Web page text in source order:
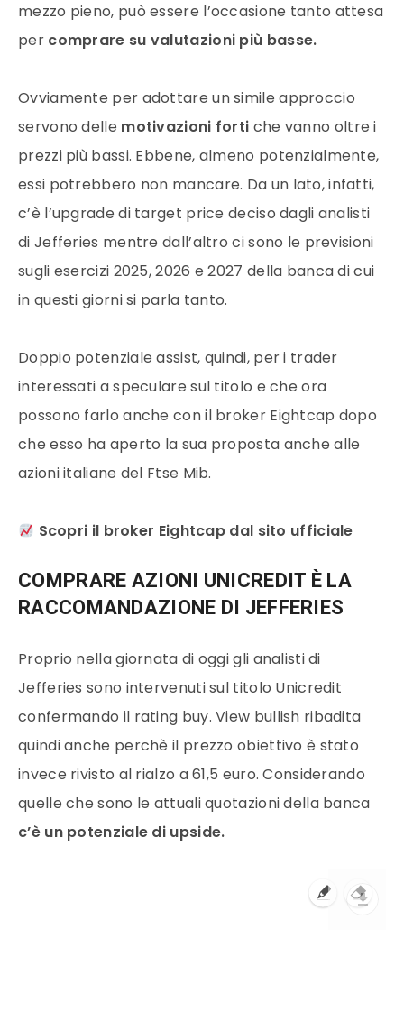
mezzo pieno, può essere l’occasione tanto attesa
per comprare su valutazioni più basse.
Ovviamente per adottare un simile approccio
servono delle motivazioni forti che vanno oltre i
prezzi più bassi. Ebbene, almeno potenzialmente,
essi potrebbero non mancare. Da un lato, infatti,
c’è l’upgrade di target price deciso dagli analisti
di Jefferies mentre dall’altro ci sono le previsioni
sugli esercizi 2025, 2026 e 2027 della banca di cui
in questi giorni si parla tanto.
Doppio potenziale assist, quindi, per i trader
interessati a speculare sul titolo e che ora
possono farlo anche con il broker Eightcap dopo
che esso ha aperto la sua proposta anche alle
azioni italiane del Ftse Mib.
Scopri il broker Eightcap dal sito ufficiale
COMPRARE AZIONI UNICREDIT È LA
RACCOMANDAZIONE DI JEFFERIES
Proprio nella giornata di oggi gli analisti di
Jefferies sono intervenuti sul titolo Unicredit
confermando il rating buy. View bullish ribadita
quindi anche perchè il prezzo obiettivo è stato
invece rivisto al rialzo a 61,5 euro. Considerando
quelle che sono le attuali quotazioni della banca
c’è un potenziale di upside.